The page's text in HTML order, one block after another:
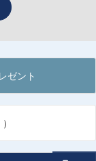
ゼント